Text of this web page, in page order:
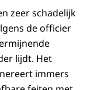
zeer schadelijk
de officier
lijdt. Het
immers